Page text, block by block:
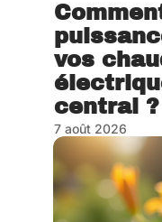
vos
central ?
7 août 2026